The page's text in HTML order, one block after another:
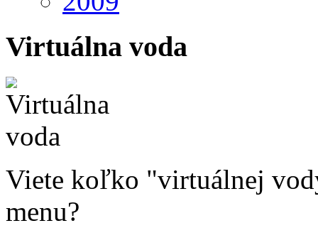
Virtuálna voda
Viete koľko "virtuálnej
menu?